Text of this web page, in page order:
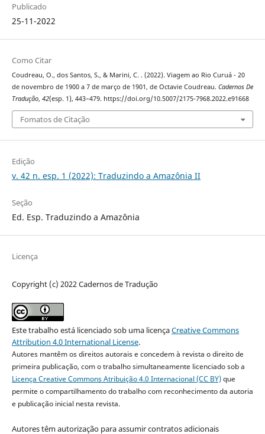
Publicado
25-11-2022
Como Citar
Coudreau, O., dos Santos, S., & Marini, C. . (2022). Viagem ao Rio Curuá - 20
de novembro de 1900 a 7 de março de 1901, de Octavie Coudreau. Cadernos De
Tradução, 42(esp. 1), 443–479. https://doi.org/10.5007/2175-7968.2022.e91668
Fomatos de Citação
Edição
v. 42 n. esp. 1 (2022): Traduzindo a Amazônia II
Seção
Ed. Esp. Traduzindo a Amazônia
Licença
Copyright (c) 2022 Cadernos de Tradução
Este trabalho está licenciado sob uma licençaCreative Commons
Attribution 4.0 International License.
Autores mantêm os direitos autorais e concedem à revista o direito de
primeira publicação, com o trabalho simultaneamente licenciado sob a
Licença Creative Commons Atribuição 4.0 Internacional (CC BY)que
permite o compartilhamento do trabalho com reconhecimento da autoria
e publicação inicial nesta revista.
Autores têm autorização para assumir contratos adicionais